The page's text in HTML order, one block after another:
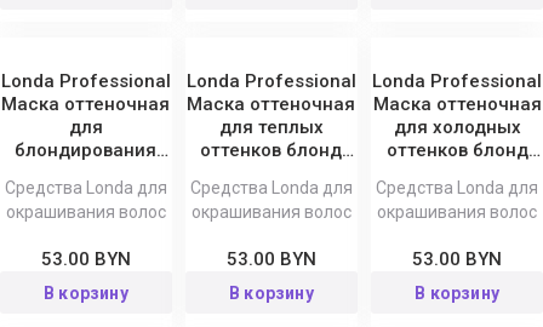
Londa Professional
Маска оттеночная
для
блондирования
Toneplex, 200 мл
Средства Londa для
окрашивания волос
53.00 BYN
В корзину
Londa Professional
Маска оттеночная
для теплых
оттенков блонд
Toneplex, 200 мл
Средства Londa для
окрашивания волос
53.00 BYN
В корзину
Londa Professional
Маска оттеночная
для холодных
оттенков блонд
Toneplex, 200 мл
Средства Londa для
окрашивания волос
53.00 BYN
В корзину